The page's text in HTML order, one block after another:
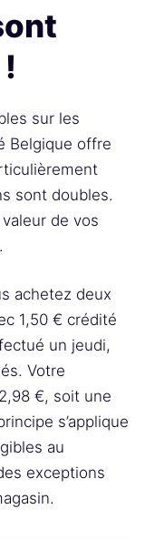
sur les
Belgique offre
sont doubles.
de vos
achetez deux
1,50 € crédité
un jeudi,
Votre
€, soit une
s’applique
au
exceptions